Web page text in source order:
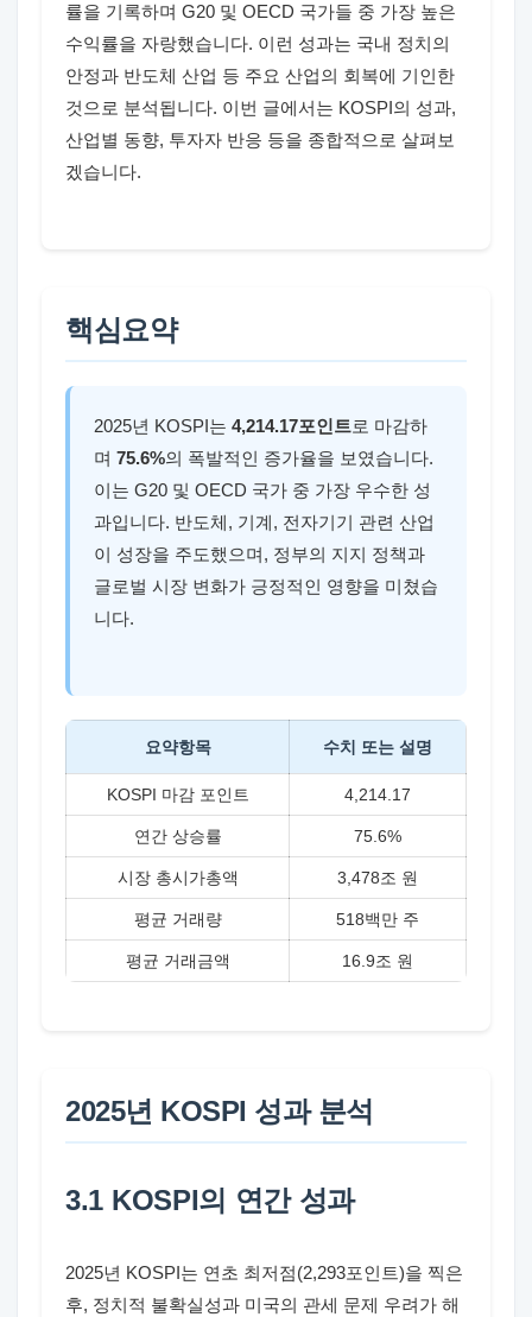
률을 기록하며 G20 및 OECD 국가들 중 가장 높은
수익률을 자랑했습니다. 이런 성과는 국내 정치의
안정과 반도체 산업 등 주요 산업의 회복에 기인한
것으로 분석됩니다. 이번 글에서는 KOSPI의 성과,
산업별 동향, 투자자 반응 등을 종합적으로 살펴보
겠습니다.
핵심요약
2025년 KOSPI는 4,214.17포인트로 마감하
며 75.6%의 폭발적인 증가율을 보였습니다.
이는 G20 및 OECD 국가 중 가장 우수한 성
과입니다. 반도체, 기계, 전자기기 관련 산업
이 성장을 주도했으며, 정부의 지지 정책과
글로벌 시장 변화가 긍정적인 영향을 미쳤습
니다.
요약항목 수치 또는 설명
KOSPI 마감 포인트 4,214.17
연간 상승률 75.6%
시장 총시가총액 3,478조 원
평균 거래량 518백만 주
평균 거래금액 16.9조 원
2025년 KOSPI 성과 분석
3.1 KOSPI의 연간 성과
2025년 KOSPI는 연초 최저점(2,293포인트)을 찍은
후, 정치적 불확실성과 미국의 관세 문제 우려가 해